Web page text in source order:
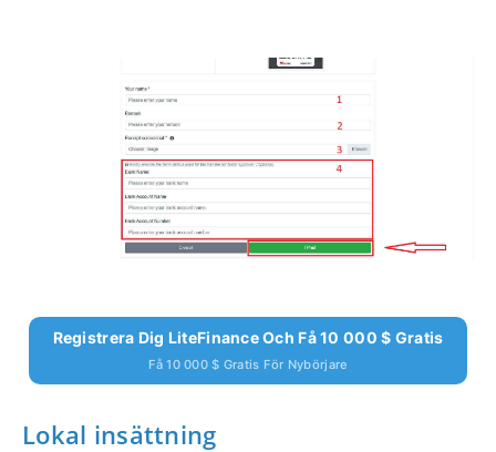
Registrera Dig LiteFinance Och Få 10 000 $ Gratis
Få 10 000 $ Gratis För Nybörjare
Lokal insättning